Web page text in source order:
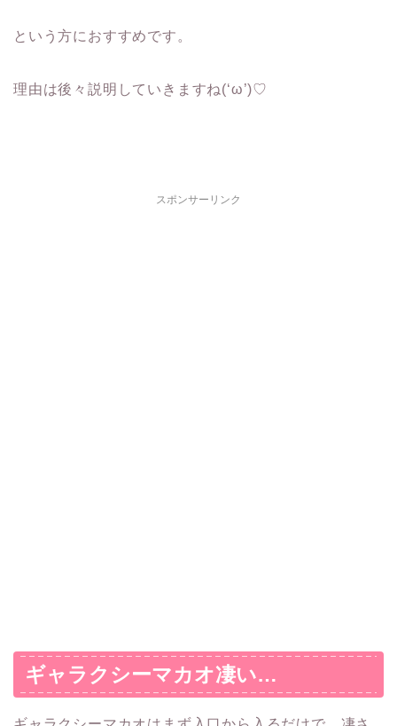
という方におすすめです。
理由は後々説明していきますね(‘ω’)♡
スポンサーリンク
ギャラクシーマカオ凄い…